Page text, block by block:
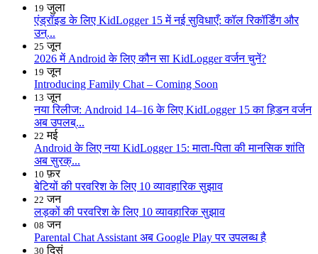
19 जुला
एंड्रॉइड के लिए KidLogger 15 में नई सुविधाएँ: कॉल रिकॉर्डिंग और
उन्...
25 जून
2026 में Android के लिए कौन सा KidLogger वर्जन चुनें?
19 जून
Introducing Family Chat – Coming Soon
13 जून
नया रिलीज: Android 14–16 के लिए KidLogger 15 का हिडन वर्जन
अब उपलब्...
22 मई
Android के लिए नया KidLogger 15: माता-पिता की मानसिक शांति
अब सुरक्...
10 फ़र
बेटियों की परवरिश के लिए 10 व्यावहारिक सुझाव
22 जन
लड़कों की परवरिश के लिए 10 व्यावहारिक सुझाव
08 जन
Parental Chat Assistant अब Google Play पर उपलब्ध है
30 दिसं